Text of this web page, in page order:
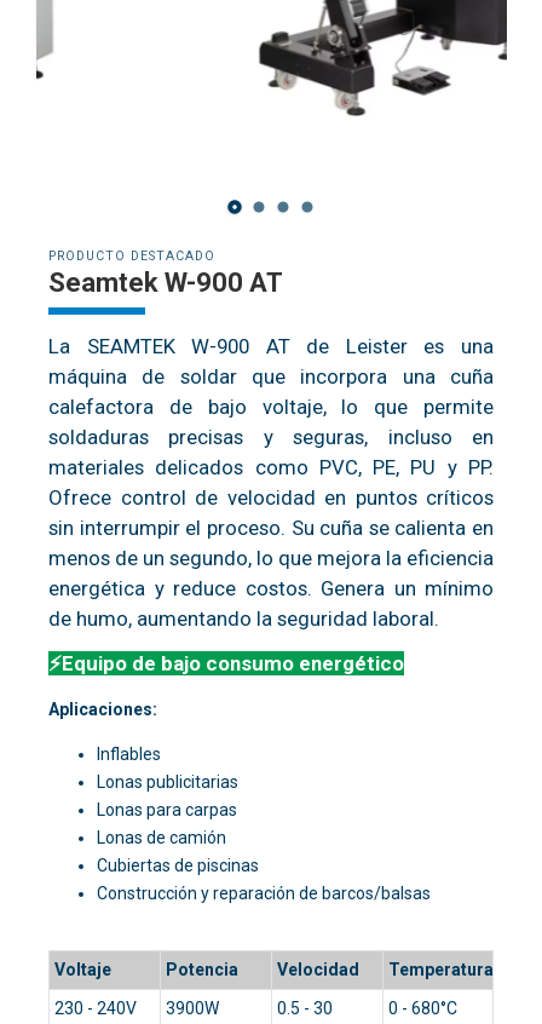
PRODUCTO DESTACADO
Seamtek W-900 AT
La SEAMTEK W-900 AT de Leister es una
máquina de soldar que incorpora una cuña
calefactora de bajo voltaje, lo que permite
soldaduras precisas y seguras, incluso en
materiales delicados como PVC, PE, PU y PP.
Ofrece control de velocidad en puntos críticos
sin interrumpir el proceso. Su cuña se calienta en
menos de un segundo, lo que mejora la eficiencia
energética y reduce costos. Genera un mínimo
de humo, aumentando la seguridad laboral.
⚡Equipo de bajo consumo energético
Aplicaciones:
Inflables
Lonas publicitarias
Lonas para carpas
Lonas de camión
Cubiertas de piscinas
Construcción y reparación de barcos/balsas
Voltaje Potencia Velocidad
Temperatura
230 - 240V
3900W
0.5 - 30
0 - 680°C